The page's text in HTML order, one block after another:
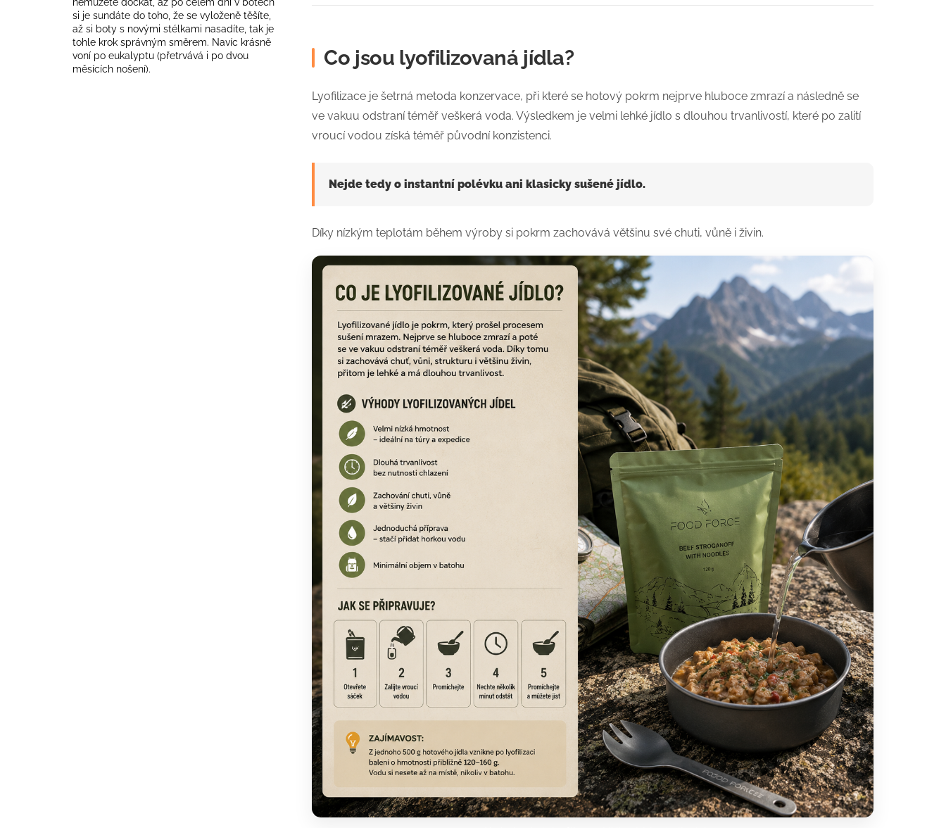
si je sundáte do toho, že se vyloženě těšíte,
až si boty s novými stélkami nasadíte, tak je
tohle krok správným směrem. Navíc krásně
voní po eukalyptu (přetrvává i po dvou
měsících nošení).
Co jsou lyofilizovaná jídla?
Lyofilizace je šetrná metoda konzervace, při které se hotový pokrm nejprve hluboce zmrazí a následně se
ve vakuu odstraní téměř veškerá voda. Výsledkem je velmi lehké jídlo s dlouhou trvanlivostí, které po zalití
vroucí vodou získá téměř původní konzistenci.
Nejde tedy o instantní polévku ani klasicky sušené jídlo.
Díky nízkým teplotám během výroby si pokrm zachovává většinu své chuti, vůně i živin.